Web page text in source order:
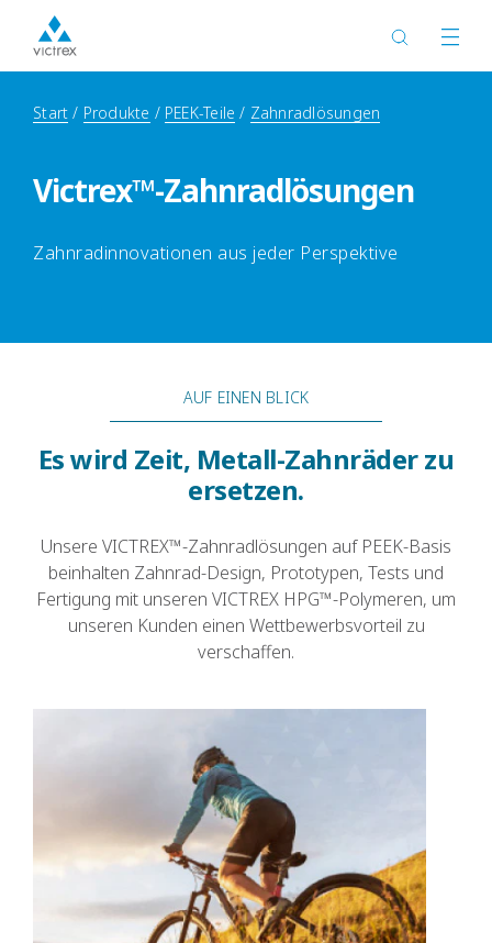
Start Produkte PEEK-Teile Zahnradlösungen
Victrex™-Zahnradlösungen
Zahnradinnovationen aus jeder Perspektive
AUF EINEN BLICK
Es wird Zeit, Metall-Zahnräder zu
ersetzen.
Unsere VICTREX™-Zahnradlösungen auf PEEK-Basis
beinhalten Zahnrad-Design, Prototypen, Tests und
Fertigung mit unseren VICTREX HPG™-Polymeren, um
unseren Kunden einen Wettbewerbsvorteil zu
verschaffen.